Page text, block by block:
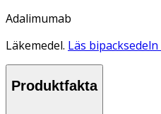
Adalimumab
Läkemedel. Läs
Produktfakta